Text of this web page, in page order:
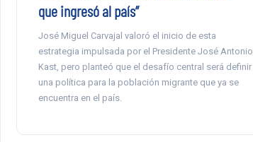
que ingresó al país”
José Miguel Carvajal valoró el inicio de esta
estrategia impulsada por el Presidente José Antonio
Kast, pero planteó que el desafío central será definir
una política para la población migrante que ya se
encuentra en el país.